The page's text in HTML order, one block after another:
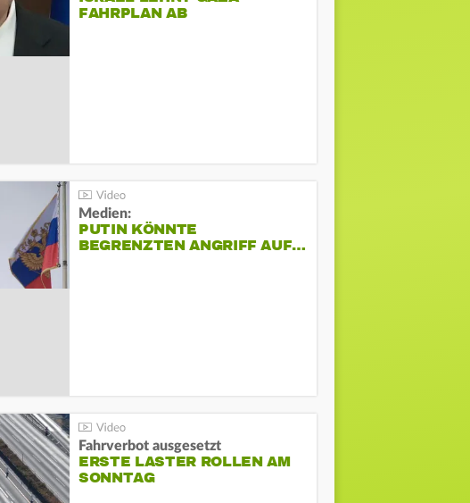
FAHRPLAN AB
Medien:
PUTIN KÖNNTE
BEGRENZTEN ANGRIFF AUF…
Fahrverbot ausgesetzt
ERSTE LASTER ROLLEN AM
SONNTAG